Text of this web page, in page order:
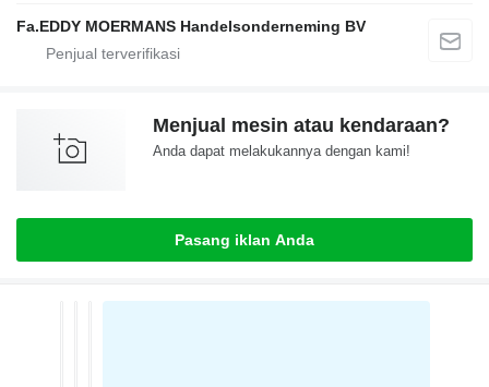
Fa.EDDY MOERMANS Handelsonderneming BV
Menjual mesin atau kendaraan?
Anda dapat melakukannya dengan kami!
Pasang iklan Anda